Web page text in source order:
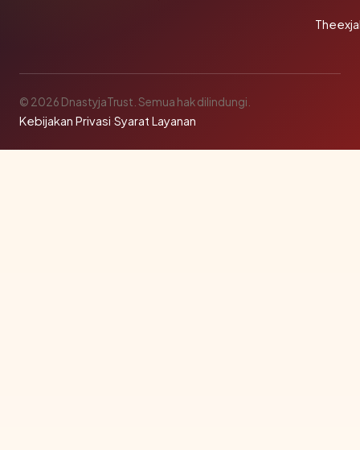
© 2026 DnastyjaTrust. Semua hak dilindungi.
Kebijakan Privasi·Syarat Layanan